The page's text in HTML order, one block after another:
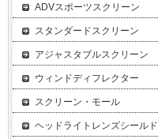
ADVスポーツスクリーン
スタンダードスクリーン
アジャスタブルスクリーン
ウィンドディフレクター
スクリーン・モール
ヘッドライトレンズシールド